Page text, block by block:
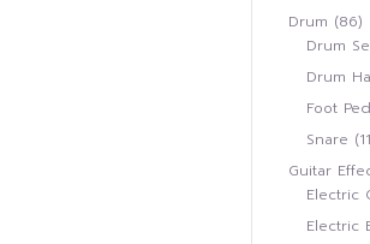
Drum 8686
สิ
Drum
Drum
Foot
Snare
Guitar
Electric
Electric